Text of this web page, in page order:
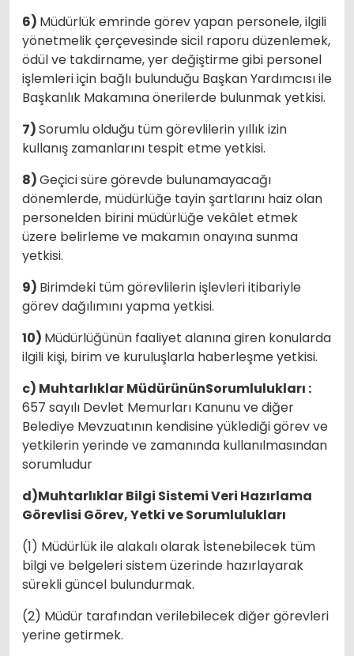
6) Müdürlük emrinde görev yapan personele, ilgili
yönetmelik çerçevesinde sicil raporu düzenlemek,
ödül ve takdirname, yer değiştirme gibi personel
işlemleri için bağlı bulunduğu Başkan Yardımcısı ile
Başkanlık Makamına önerilerde bulunmak yetkisi.
7)Sorumlu olduğu tüm görevlilerin yıllık izin
kullanış zamanlarını tespit etme yetkisi.
8)Geçici süre görevde bulunamayacağı
dönemlerde, müdürlüğe tayin şartlarını haiz olan
personelden birini müdürlüğe vekâlet etmek
üzere belirleme ve makamın onayına sunma
yetkisi.
9) Birimdeki tüm görevlilerin işlevleri itibariyle
görev dağılımını yapma yetkisi.
10) Müdürlüğünün faaliyet alanına giren konularda
ilgili kişi, birim ve kuruluşlarla haberleşme yetkisi.
c) Muhtarlıklar MüdürününSorumlulukları :
657 sayılı Devlet Memurları Kanunu ve diğer
Belediye Mevzuatının kendisine yüklediği görev ve
yetkilerin yerinde ve zamanında kullanılmasından
sorumludur
d)Muhtarlıklar Bilgi Sistemi Veri Hazırlama
Görevlisi Görev, Yetki ve Sorumlulukları
(1) Müdürlük ile alakalı olarak İstenebilecek tüm
bilgi ve belgeleri sistem üzerinde hazırlayarak
sürekli güncel bulundurmak.
(2) Müdür tarafından verilebilecek diğer görevleri
yerine getirmek.